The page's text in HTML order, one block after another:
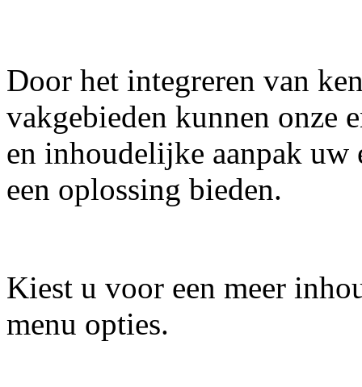
Door het integreren van
vakgebieden kunnen onze
en inhoudelijke aanpak uw
een oplossing bieden.
Kiest u voor een meer
menu opties.